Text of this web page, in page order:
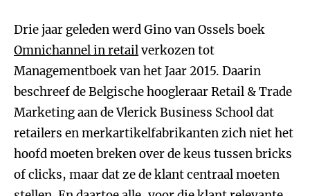
Drie jaar geleden werd Gino van Ossels boek
Omnichannel in retailverkozen tot
Managementboek van het Jaar 2015. Daarin
beschreef de Belgische hoogleraar Retail & Trade
Marketing aan de Vlerick Business School dat
retailers en merkartikelfabrikanten zich niet het
hoofd moeten breken over de keus tussen bricks
of clicks, maar dat ze de klant centraal moeten